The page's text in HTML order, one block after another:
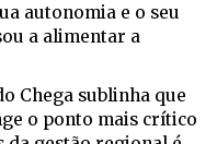
autonomia e o seu
a alimentar a
Chega sublinha que
o ponto mais crítico